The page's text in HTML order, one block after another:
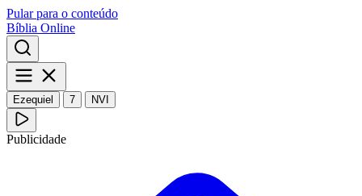
Pular para o conteúdo
Bíblia Online
Ezequiel 7 NVI
Publicidade